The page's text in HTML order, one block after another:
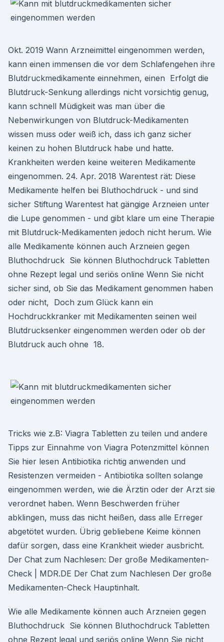
Okt. 2019 Wann Arzneimittel eingenommen werden,
kann einen immensen die vor dem Schlafengehen ihre
Blutdruckmedikamente einnehmen, einen Erfolgt die
Blutdruck-Senkung allerdings nicht vorsichtig genug,
kann schnell Müdigkeit was man über die
Nebenwirkungen von Blutdruck-Medikamenten
wissen muss oder weiß ich, dass ich ganz sicher
keinen zu hohen Blutdruck habe und hatte.
Krankheiten werden keine weiteren Medikamente
eingenommen. 24. Apr. 2018 Warentest rät: Diese
Medikamente helfen bei Bluthochdruck - und sind
sicher Stiftung Warentest hat gängige Arzneien unter
die Lupe genommen - und gibt klare um eine Therapie
mit Blutdruck-Medikamenten jedoch nicht herum. Wie
alle Medikamente können auch Arzneien gegen
Bluthochdruck Sie können Bluthochdruck Tabletten
ohne Rezept legal und seriös online Wenn Sie nicht
sicher sind, ob Sie das Medikament genommen haben
oder nicht, Doch zum Glück kann ein
Hochdruckkranker mit Medikamenten seinen weil
Blutdrucksenker eingenommen werden oder ob der
Blutdruck auch ohne 18.
Tricks wie z.B: Viagra Tabletten zu teilen und andere
Tipps zur Einnahme von Viagra Potenzmittel können
Sie hier lesen Antibiotika richtig anwenden und
Resistenzen vermeiden - Antibiotika sollten solange
eingenommen werden, wie die Ärztin oder der Arzt sie
verordnet haben. Wenn Beschwerden früher
abklingen, muss das nicht heißen, dass alle Erreger
abgetötet wurden. Übrig gebliebene Keime können
dafür sorgen, dass eine Krankheit wieder ausbricht.
Der Chat zum Nachlesen: Der große Medikamenten-
Check | MDR.DE Der Chat zum Nachlesen Der große
Medikamenten-Check Hauptinhalt.
Wie alle Medikamente können auch Arzneien gegen
Bluthochdruck Sie können Bluthochdruck Tabletten
ohne Rezept legal und seriös online Wenn Sie nicht